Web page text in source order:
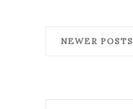
NEWER POSTS